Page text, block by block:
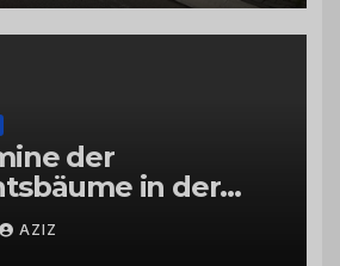
der
in der
in den
AZIZ